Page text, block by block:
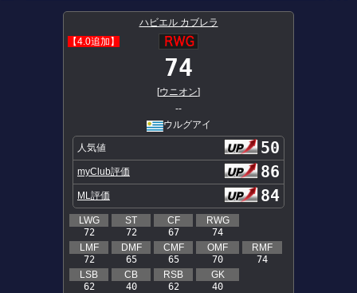
ハビエル カブレラ
【4.0追加】
74
[ウニオン]
--
ウルグアイ
人気値 50
myClub評価 86
ML評価 84
LWG
72
ST
72
CF
67
RWG
74
LMF
72
DMF
65
CMF
65
OMF
70
RMF
74
LSB
62
CB
40
RSB
62
GK
40